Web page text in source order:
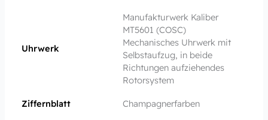
Uhrwerk
Manufakturwerk Kaliber
MT5601 (COSC)
Mechanisches Uhrwerk mit
Selbstaufzug, in beide
Richtungen aufziehendes
Rotorsystem
Ziffernblatt Champagnerfarben